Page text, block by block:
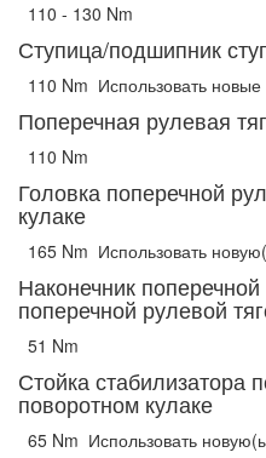
110 - 130 Nm
Ступица/подшипник
110 Nm Использовать
Поперечная рулевая
110 Nm
Головка поперечной
кулаке
165 Nm Использовать
Наконечник
поперечной рулевой
51 Nm
Стойка стабилизатора
поворотном кулаке
65 Nm Использовать